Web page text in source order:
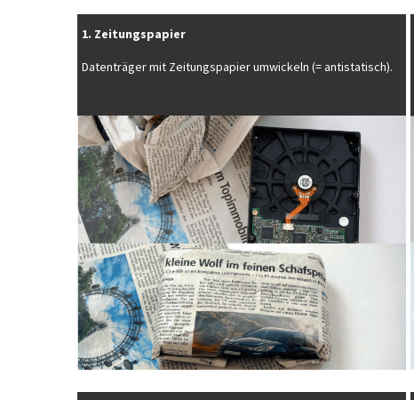
1. Zeitungspapier
Datenträger mit Zeitungspapier umwickeln (= antistatisch).